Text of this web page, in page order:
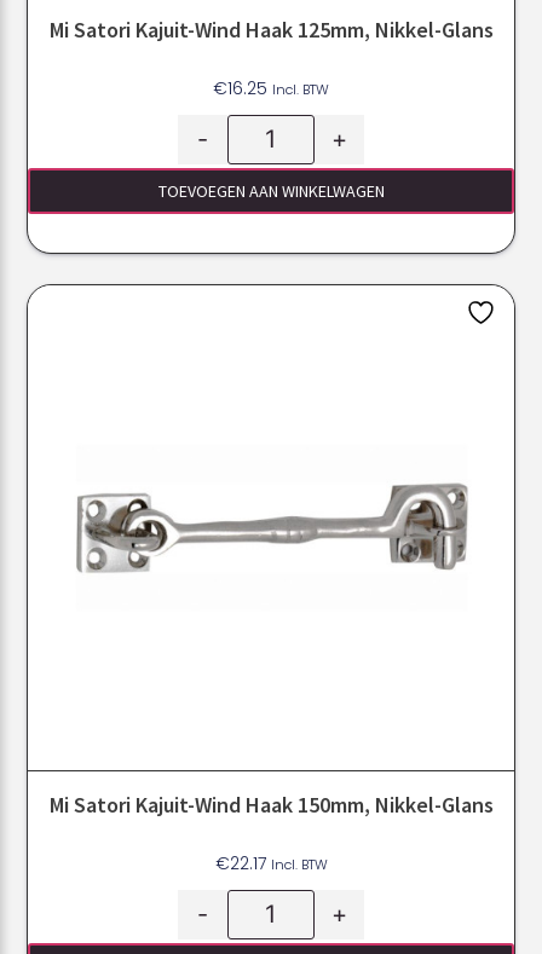
Mi Satori Kajuit-Wind Haak 125mm, Nikkel-Glans
€16.25 Incl. BTW
- +
TOEVOEGEN AAN WINKELWAGEN
Mi Satori Kajuit-Wind Haak 150mm, Nikkel-Glans
€22.17 Incl. BTW
- +